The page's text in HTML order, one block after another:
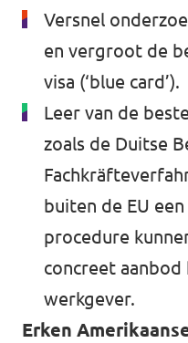
Versnel
en vergroot de
visa (‘blue card’).
Leer van de
zoals de Duitse
buiten de EU
procedure
concreet aanbod
werkgever.
Erken